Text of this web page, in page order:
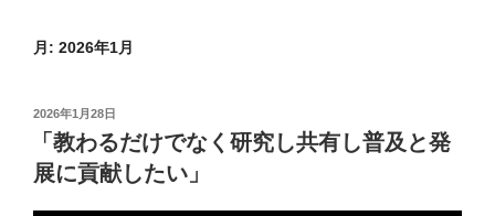
月: 2026年1月
投
2026年1月28日
「教わるだけでなく研究し共有し普及と発
展に貢献したい」